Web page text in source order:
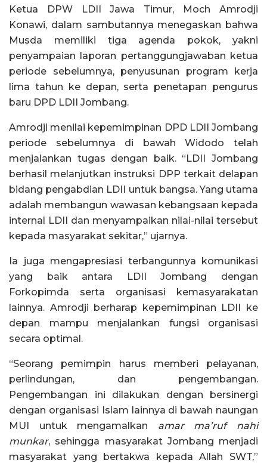
Ketua DPW LDII Jawa Timur, Moch Amrodji
Konawi, dalam sambutannya menegaskan bahwa
Musda memiliki tiga agenda pokok, yakni
penyampaian laporan pertanggungjawaban ketua
periode sebelumnya, penyusunan program kerja
lima tahun ke depan, serta penetapan pengurus
baru DPD LDII Jombang.
Amrodji menilai kepemimpinan DPD LDII Jombang
periode sebelumnya di bawah Widodo telah
menjalankan tugas dengan baik. “LDII Jombang
berhasil melanjutkan instruksi DPP terkait delapan
bidang pengabdian LDII untuk bangsa. Yang utama
adalah membangun wawasan kebangsaan kepada
internal LDII dan menyampaikan nilai-nilai tersebut
kepada masyarakat sekitar,” ujarnya.
Ia juga mengapresiasi terbangunnya komunikasi
yang baik antara LDII Jombang dengan
Forkopimda serta organisasi kemasyarakatan
lainnya. Amrodji berharap kepemimpinan LDII ke
depan mampu menjalankan fungsi organisasi
secara optimal.
“Seorang pemimpin harus memberi pelayanan,
perlindungan, dan pengembangan.
Pengembangan ini dilakukan dengan bersinergi
dengan organisasi Islam lainnya di bawah naungan
MUI untuk mengamalkan amar ma’ruf nahi
munkar, sehingga masyarakat Jombang menjadi
masyarakat yang bertakwa kepada Allah SWT,”